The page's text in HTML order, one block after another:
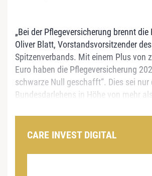
„Bei der Pflegeversicherung brennt die
Oliver Blatt, Vorstandsvorsitzender
Spitzenverbands. Mit einem Plus von
Euro haben die Pflegeversicherung
schwarze Null geschafft“. Dies sei nur
Bundesdarlehens in Höhe von mehr als
CARE INVEST DIGITAL